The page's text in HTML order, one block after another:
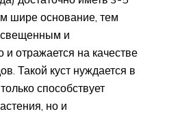
шире основание, тем
и
и отражается на качестве
Такой куст нуждается в
способствует
но и